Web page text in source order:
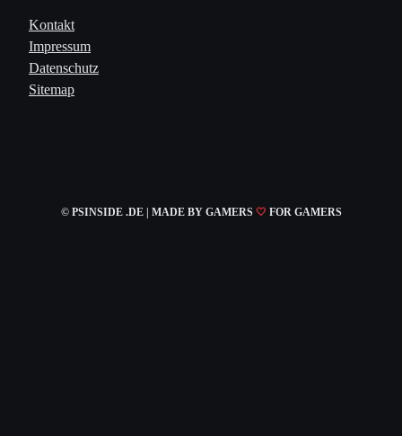
Kontakt
Impressum
Datenschutz
Sitemap
© PSINSIDE .DE | MADE BY GAMERS 🤍 FOR GAMERS